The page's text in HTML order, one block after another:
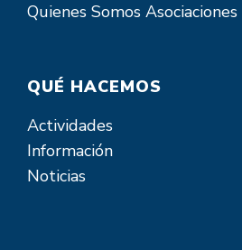
Quienes Somos Asociaciones
QUÉ HACEMOS
Actividades
Información
Noticias